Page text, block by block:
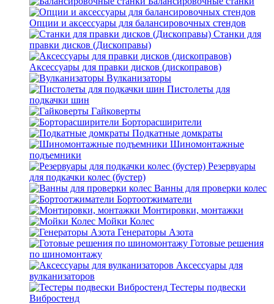
Опции и аксессуары для балансировочных стендов
Станки для
правки дисков (Дископравы)
Аксессуары для правки дисков (дископравов)
Вулканизаторы
Пистолеты для
подкачки шин
Гайковерты
Борторасширители
Подкатные домкраты
Шиномонтажные
подъемники
Резервуары
для подкачки колес (бустер)
Ванны для проверки колес
Бортоотжиматели
Монтировки, монтажки
Мойки Колес
Генераторы Азота
Готовые решения
по шиномонтажу
Аксессуары для
вулканизаторов
Тестеры подвески
Вибростенд